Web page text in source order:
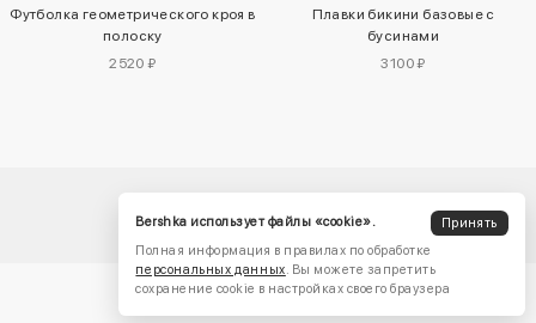
Футболка геометрического кроя в
полоску
2520 ₽
Плавки бикини базовые с
бусинами
3100 ₽
Bershka использует файлы «cookie».
Принять
Полная информация в правилах по обработке
персональных данных . Вы можете запретить
сохранение cookie в настройках своего браузера